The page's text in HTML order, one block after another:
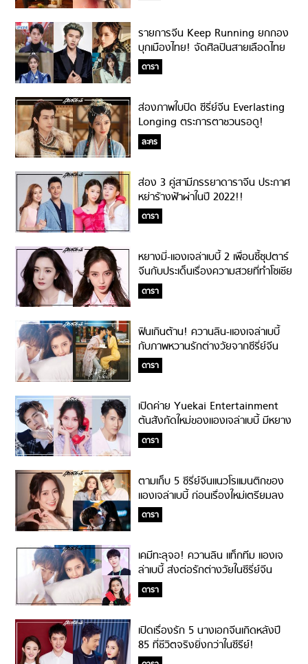
รายการจีน Keep Running ยกกอง
บุกเมืองไทย! จัดศิลปินสายเลือดไทย
มาเจอกับดาราจีนระดับท็อป
ดารา
ส่องภาพใบปิด ซีรี่ย์จีน Everlasting
Longing ตระการตาชวนรอดู!
ละคร
ส่อง 3 คู่สามีภรรยาดาราจีน ประกาศ
หย่าร้างฟ้าผ่าในปี 2022!!
ดารา
หยางมี่-แองเจล่าเบบี้ 2 เพื่อนซี้ซุปตาร์
จีนกับประเด็นเรื่องความสวยที่ทำโซเชีย
ลแทบแตก!
ดารา
ฟินเกินต้าน! ควานลิน-แองเจล่าเบบี้
กับภาพหวานรักต่างวัยจากซีรี่ย์จีน
Love The Way You Are
ดารา
เปิดค่าย Yuekai Entertainment
ต้นสังกัดใหม่ของแองเจล่าเบบี้ มีหยาง
หยาง-อู๋จุนร่วมค่าย!
ดารา
ตามเก็บ 5 ซีรี่ย์จีนแนวโรแมนติกของ
แองเจล่าเบบี้ ก่อนเรื่องใหม่เตรียมลง
จออีกเพียบ!!
ดารา
เคมีทะลุจอ! ควานลิน แท็กทีม แองเจ
ล่าเบบี้ ส่งต่อรักต่างวัยในซีรี่ย์จีน
Love The Way You Are
ดารา
เปิดเรื่องรัก 5 นางเอกจีนเกิดหลังปี
85 ที่ชีวิตจริงยิ่งกว่าในซีรีย์!